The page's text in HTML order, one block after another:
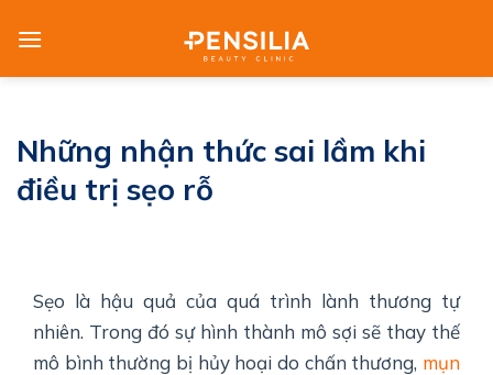
Những nhận thức sai lầm khi
điều trị sẹo rỗ
Sẹo là hậu quả của quá trình lành thương tự
nhiên. Trong đó sự hình thành mô sợi sẽ thay thế
mô bình thường bị hủy hoại do chấn thương, mụn